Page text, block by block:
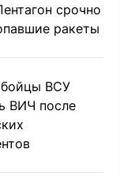
срочно
ракеты
ВСУ
ВИЧ после